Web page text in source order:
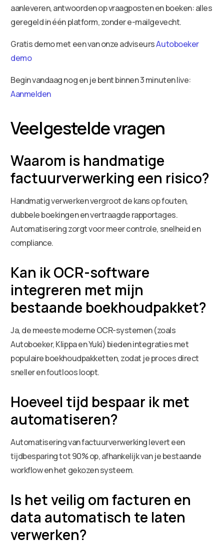
aanleveren, antwoorden op vraagposten en boeken: alles
geregeld in één platform, zonder e-mailgevecht.
Gratis demo met een van onze adviseursAutoboeker
demo
Begin vandaag nog en je bent binnen 3 minuten live:
Aanmelden
Veelgestelde vragen
Waarom is handmatige
factuurverwerking een risico?
Handmatig verwerken vergroot de kans op fouten,
dubbele boekingen en vertraagde rapportages.
Automatisering zorgt voor meer controle, snelheid en
compliance.
Kan ik OCR-software
integreren met mijn
bestaande boekhoudpakket?
Ja, de meeste moderne OCR-systemen (zoals
Autoboeker, Klippa en Yuki) bieden integraties met
populaire boekhoudpakketten, zodat je proces direct
sneller en foutloos loopt.
Hoeveel tijd bespaar ik met
automatiseren?
Automatisering van factuurverwerking levert een
tijdbesparing tot 90% op, afhankelijk van je bestaande
workflow en het gekozen systeem.
Is het veilig om facturen en
data automatisch te laten
verwerken?